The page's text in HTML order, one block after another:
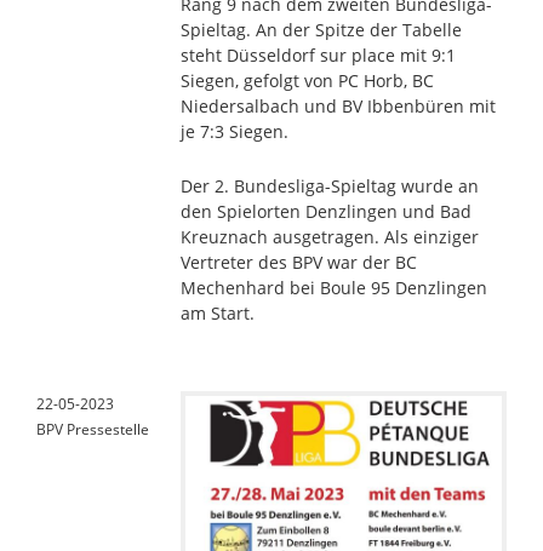
Spieltag. An der Spitze der Tabelle
steht Düsseldorf sur place mit 9:1
Siegen, gefolgt von PC Horb, BC
Niedersalbach und BV Ibbenbüren mit
je 7:3 Siegen.
Der 2. Bundesliga-Spieltag wurde an
den Spielorten Denzlingen und Bad
Kreuznach ausgetragen. Als einziger
Vertreter des BPV war der BC
Mechenhard bei Boule 95 Denzlingen
am Start.
22-05-2023
BPV Pressestelle